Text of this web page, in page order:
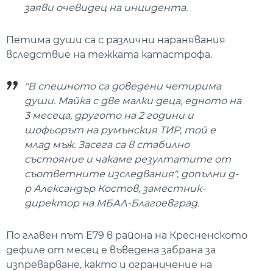
заяви очевидец на инцидента.
Петима души са с различни наранявания
вследствие на тежката катастрофа.
"В спешното са доведени четирима
души. Майка с две малки деца, едното на
3 месеца, другото на 2 години и
шофьорът на румънския ТИР, той е
млад мъж. Засега са в стабилно
състояние и чакаме резултатите от
съответните изследвания", допълни д-
р Александър Костов, заместник-
директор на МБАЛ-Благоевград.
По главен път Е79 в района на Кресненското
дефиле от месец е въведена забрана за
изпреварване, както и ограничение на